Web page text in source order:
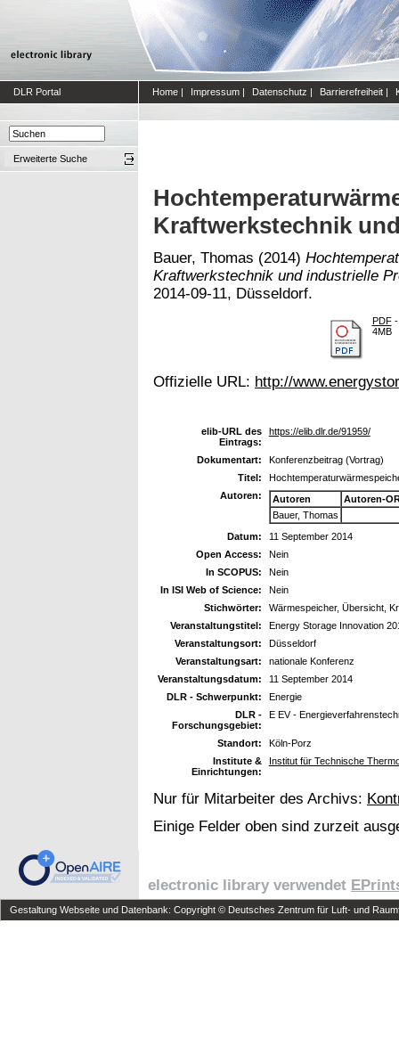
DLR Portal Home | Impressum | Datenschutz | Barrierefreiheit |
Erweiterte Suche
Kraftwerkstechnik
Bauer, Thomas (2014)
Kraftwerkstechnik und industrielle
2014-09-11, Düsseldorf.
PDF-
4MB
Offizielle URL: http://
elib-URL des
Eintrags:
https://elib.dlr.de/91959/
Dokumentart:
Konferenzbeitrag (Vortrag)
Titel:
Autoren:
Autoren
Autoren-
Bauer, Thomas
Datum:
11 September 2014
Open Access:
Nein
In SCOPUS:
Nein
In ISI Web of Science:
Nein
Stichwörter:
Wärmespeicher, Übersicht,
Veranstaltungstitel:
Energy Storage Innovation
Veranstaltungsort:
Düsseldorf
Veranstaltungsart:
nationale Konferenz
Veranstaltungsdatum:
11 September 2014
DLR - Schwerpunkt:
Energie
DLR -
Forschungsgebiet:
E EV -
Standort:
Köln-Porz
Institute &
Einrichtungen:
Institut für Technische
Nur für Mitarbeiter des Archivs:
Einige Felder oben sind zurzeit
electronic library verwendet
Gestaltung Webseite und Datenbank: Copyright © Deutsches Zentrum für Luft- und